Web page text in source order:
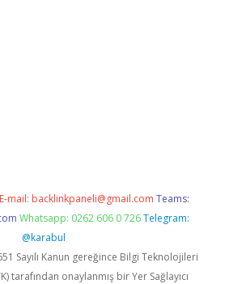
E-mail: backlinkpaneli@gmail.com Teams:
Whatsapp: 0262 606 0 726 Telegram:
@karabul
Sayılı Kanun gereğince Bilgi Teknolojileri
tarafından onaylanmış bir Yer Sağlayıcı